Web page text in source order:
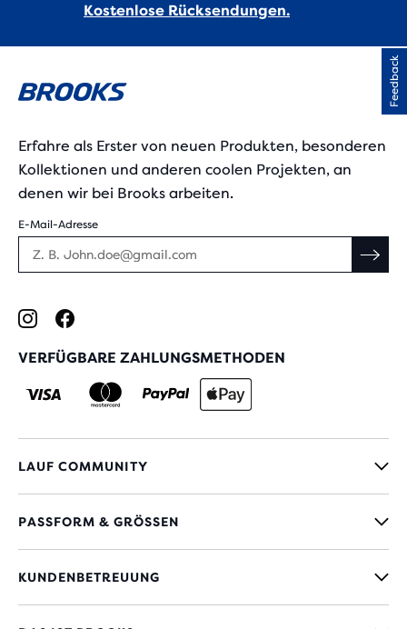
Kostenlose Rücksendungen.
Erfahre als Erster von neuen Produkten, besonderen
Kollektionen und anderen coolen Projekten, an
denen wir bei Brooks arbeiten.
E-Mail-Adresse
VERFÜGBARE ZAHLUNGSMETHODEN
LAUF COMMUNITY
PASSFORM & GRÖSSEN
KUNDENBETREUUNG
Feedback